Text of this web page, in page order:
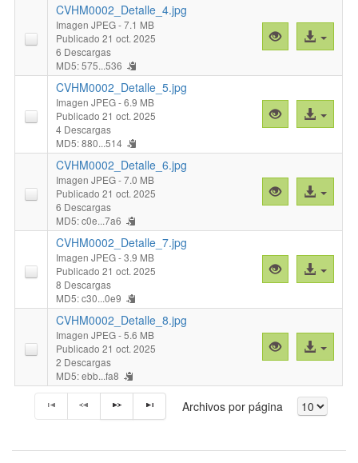
CVHM0002_Detalle_4.jpg
Imagen JPEG- 7.1 MB
Publicado 21 oct. 2025
6 Descargas
MD5: 575...536
Vista
previa
Acceso
al
CVHM0002_Detalle_5.jpg
Imagen JPEG- 6.9 MB
Publicado 21 oct. 2025
4 Descargas
MD5: 880...514
Vista
previa
Acceso
al
CVHM0002_Detalle_6.jpg
Imagen JPEG- 7.0 MB
Publicado 21 oct. 2025
6 Descargas
MD5: c0e...7a6
Vista
previa
Acceso
al
CVHM0002_Detalle_7.jpg
Imagen JPEG- 3.9 MB
Publicado 21 oct. 2025
8 Descargas
MD5: c30...0e9
Vista
previa
Acceso
al
CVHM0002_Detalle_8.jpg
Imagen JPEG- 5.6 MB
Publicado 21 oct. 2025
2 Descargas
MD5: ebb...fa8
Vista
previa
Acceso
al
Archivos por página